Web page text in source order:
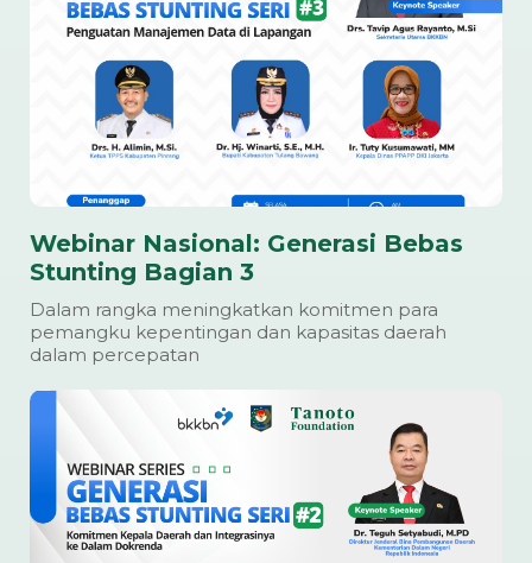
Webinar Nasional: Generasi Bebas
Stunting Bagian 3
Dalam rangka meningkatkan komitmen para
pemangku kepentingan dan kapasitas daerah
dalam percepatan